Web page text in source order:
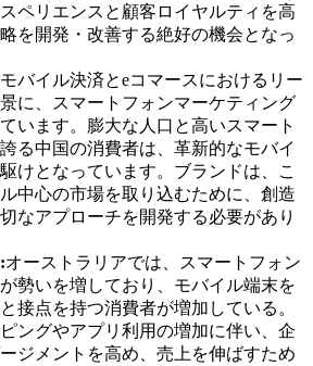
ペリエンスと顧客ロイヤルティを高
を開発・改善する絶好の機会となっ
バイル決済とeコマースにおけるリー
に、スマートフォンマーケティング
います。膨大な人口と高いスマート
る中国の消費者は、革新的なモバイ
けとなっています。ブランドは、こ
中心の市場を取り込むために、創造
なアプローチを開発する必要があり
オーストラリアでは、スマートフォン
勢いを増しており、モバイル端末を
接点を持つ消費者が増加している。
ングやアプリ利用の増加に伴い、企
ジメントを高め、売上を伸ばすため